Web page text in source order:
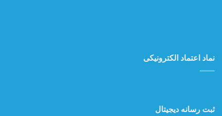
نماد اعتماد الکترونیکی
ثبت رسانه دیجیتال